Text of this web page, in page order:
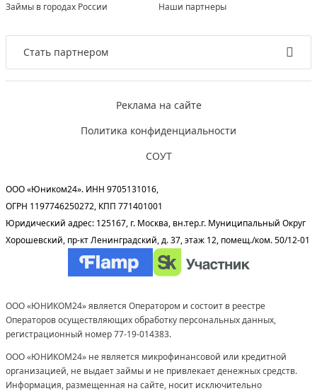
Займы в городах России
Наши партнеры
Стать партнером
Реклама на сайте
Политика конфиденциальности
СОУТ
ООО «Юником24». ИНН 9705131016,
ОГРН 1197746250272, КПП 771401001
Юридический адрес: 125167, г. Москва, вн.тер.г. Муниципальный Округ
Хорошевский, пр-кт Ленинградский, д. 37, этаж 12, помещ./ком. 50/12-01
ООО «ЮНИКОМ24» является Оператором и состоит в реестре
Операторов осуществляющих обработку персональных данных,
регистрационный номер 77-19-014383.
ООО «ЮНИКОМ24» не является микрофинансовой или кредитной
организацией, не выдает займы и не привлекает денежных средств.
Информация, размещенная на сайте, носит исключительно